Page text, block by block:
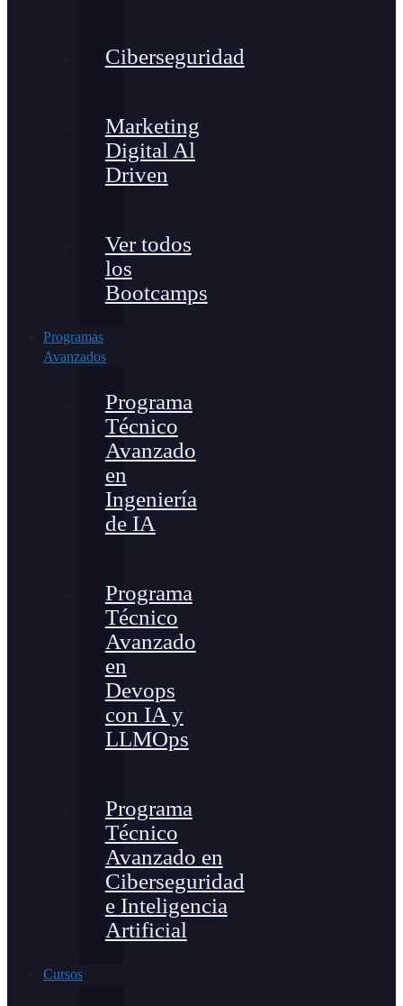
Ciberseguridad
Marketing
Digital Al
Driven
Ver todos
los
Bootcamps
Programas
Avanzados
Programa
Técnico
Avanzado
en
Ingeniería
de IA
Programa
Técnico
Avanzado
en
Devops
con IA y
LLMOps
Programa
Técnico
Avanzado en
Ciberseguridad
e Inteligencia
Artificial
Cursos